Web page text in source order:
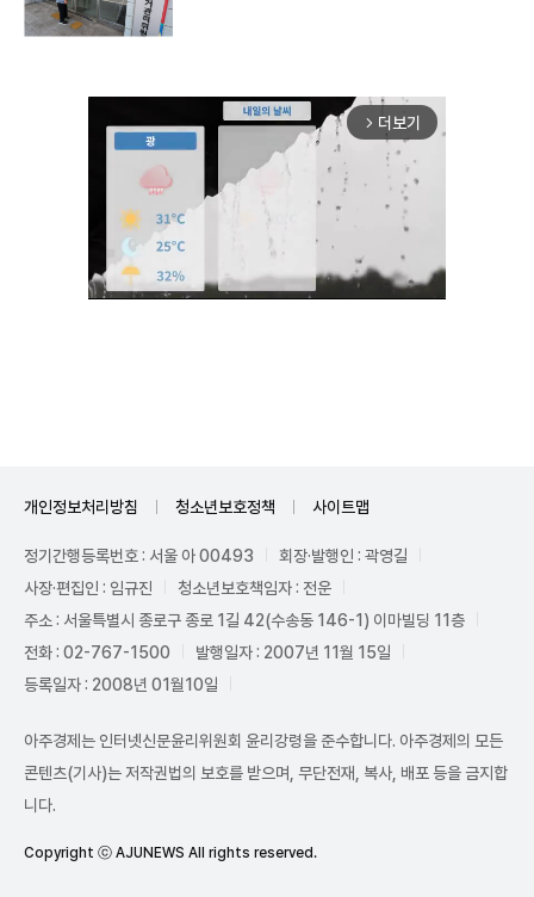
arrow_forward_ios 더보기
개인정보처리방침 청소년보호정책 사이트맵
정기간행등록번호 : 서울 아 00493
회장·발행인 : 곽영길
사장·편집인 : 임규진
청소년보호책임자 : 전운
주소 : 서울특별시 종로구 종로 1길 42(수송동 146-1) 이마빌딩 11층
전화 : 02-767-1500
발행일자 : 2007년 11월 15일
등록일자 : 2008년 01월10일
아주경제는 인터넷신문윤리위원회 윤리강령을 준수합니다. 아주경제의 모든
콘텐츠(기사)는 저작권법의 보호를 받으며, 무단전재, 복사, 배포 등을 금지합
니다.
Copyright ⓒ AJUNEWS All rights reserved.